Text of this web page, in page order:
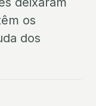
os
dos